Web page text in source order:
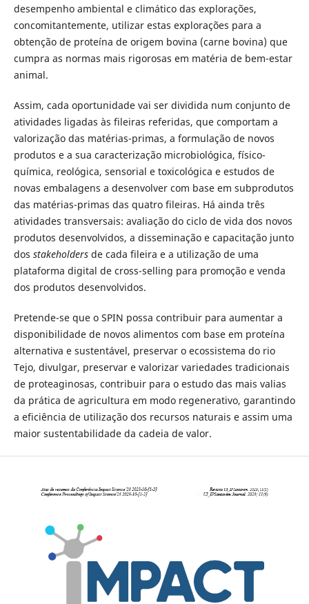
desempenho ambiental e climático das explorações,
concomitantemente, utilizar estas explorações para a
obtenção de proteína de origem bovina (carne bovina) que
cumpra as normas mais rigorosas em matéria de bem-estar
animal.
Assim, cada oportunidade vai ser dividida num conjunto de
atividades ligadas às fileiras referidas, que comportam a
valorização das matérias-primas, a formulação de novos
produtos e a sua caracterização microbiológica, físico-
química, reológica, sensorial e toxicológica e estudos de
novas embalagens a desenvolver com base em subprodutos
das matérias-primas das quatro fileiras. Há ainda três
atividades transversais: avaliação do ciclo de vida dos novos
produtos desenvolvidos, a disseminação e capacitação junto
dos stakeholdersde cada fileira e a utilização de uma
plataforma digital de cross-selling para promoção e venda
dos produtos desenvolvidos.
Pretende-se que o SPIN possa contribuir para aumentar a
disponibilidade de novos alimentos com base em proteína
alternativa e sustentável, preservar o ecossistema do rio
Tejo, divulgar, preservar e valorizar variedades tradicionais
de proteaginosas, contribuir para o estudo das mais valias
da prática de agricultura em modo regenerativo, garantindo
a eficiência de utilização dos recursos naturais e assim uma
maior sustentabilidade da cadeia de valor.